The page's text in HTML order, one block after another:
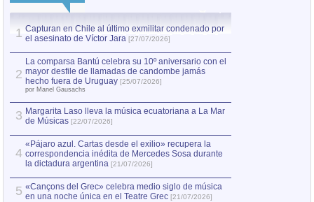
1 Capturan en Chile al último exmilitar condenado por
el asesinato de Víctor Jara [27/07/2026]
2
La comparsa Bantú celebra su 10º aniversario con el
mayor desfile de llamadas de candombe jamás
hecho fuera de Uruguay [25/07/2026]
por Manel Gausachs
3 Margarita Laso lleva la música ecuatoriana a La Mar
de Músicas [22/07/2026]
4
«Pájaro azul. Cartas desde el exilio» recupera la
correspondencia inédita de Mercedes Sosa durante
la dictadura argentina [21/07/2026]
5 «Cançons del Grec» celebra medio siglo de música
en una noche única en el Teatre Grec [21/07/2026]